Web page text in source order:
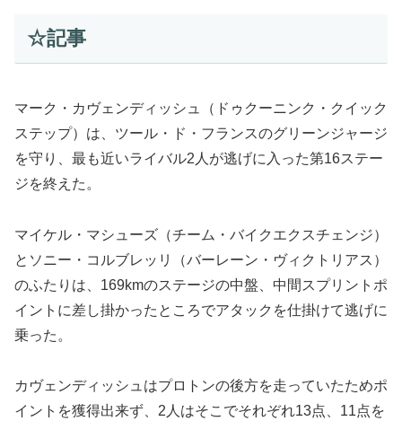
☆記事
マーク・カヴェンディッシュ（ドゥクーニンク・クイック
ステップ）は、ツール・ド・フランスのグリーンジャージ
を守り、最も近いライバル2人が逃げに入った第16ステー
ジを終えた。
マイケル・マシューズ（チーム・バイクエクスチェンジ）
とソニー・コルブレッリ（バーレーン・ヴィクトリアス）
のふたりは、169kmのステージの中盤、中間スプリントポ
イントに差し掛かったところでアタックを仕掛けて逃げに
乗った。
カヴェンディッシュはプロトンの後方を走っていたためポ
イントを獲得出来ず、2人はそこでそれぞれ13点、11点を